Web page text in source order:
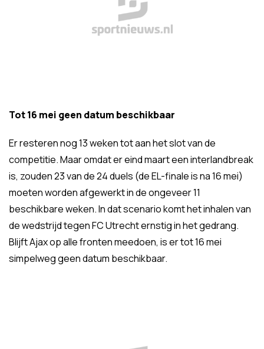
Tot 16 mei geen datum beschikbaar
Er resteren nog 13 weken tot aan het slot van de
competitie. Maar omdat er eind maart een interlandbreak
is, zouden 23 van de 24 duels (de EL-finale is na 16 mei)
moeten worden afgewerkt in de ongeveer 11
beschikbare weken. In dat scenario komt het inhalen van
de wedstrijd tegen FC Utrecht ernstig in het gedrang.
Blijft Ajax op alle fronten meedoen, is er tot 16 mei
simpelweg geen datum beschikbaar.